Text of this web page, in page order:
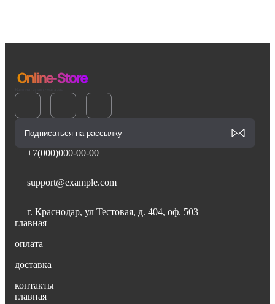
+7(000)000-00-00
support@example.com
г. Краснодар, ул Тестовая, д. 404, оф. 503
главная
оплата
доставка
контакты
главная